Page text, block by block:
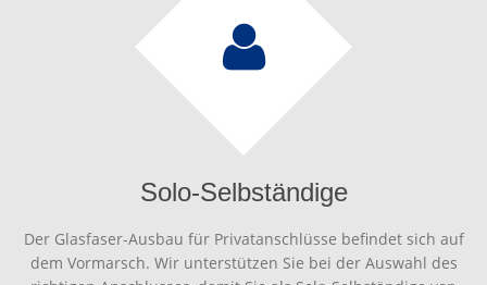
Solo-Selbständige
Der Glasfaser-Ausbau für Privatanschlüsse befindet sich auf
dem Vormarsch. Wir unterstützen Sie bei der Auswahl des